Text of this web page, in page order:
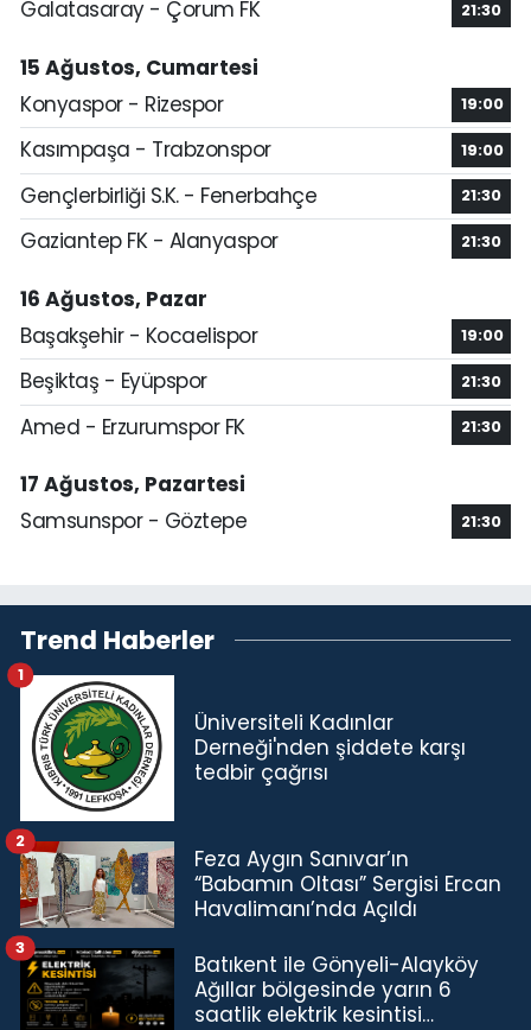
Galatasaray - Çorum FK
21:30
15 Ağustos, Cumartesi
Konyaspor - Rizespor
19:00
Kasımpaşa - Trabzonspor 19:00
Gençlerbirliği S.K. - Fenerbahçe 21:30
Gaziantep FK - Alanyaspor 21:30
16 Ağustos, Pazar
Başakşehir - Kocaelispor
19:00
Beşiktaş - Eyüpspor 21:30
Amed - Erzurumspor FK 21:30
17 Ağustos, Pazartesi
Samsunspor - Göztepe
21:30
Trend Haberler
Üniversiteli Kadınlar
Derneği'nden şiddete karşı
tedbir çağrısı
1
Feza Aygın Sanıvar’ın
“Babamın Oltası” Sergisi Ercan
Havalimanı’nda Açıldı
2
Batıkent ile Gönyeli-Alayköy
Ağıllar bölgesinde yarın 6
saatlik elektrik kesintisi…
3